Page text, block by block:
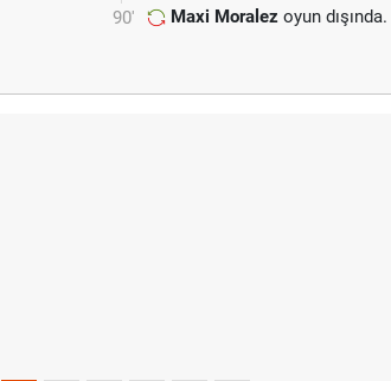
90' Maxi Moralez oyun